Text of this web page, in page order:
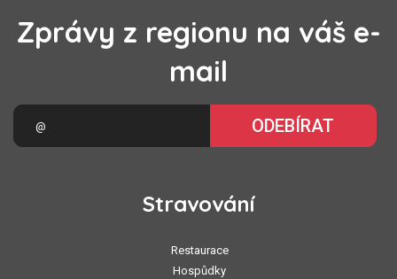
Zprávy z regionu na váš e-
mail
ODEBÍRAT
Stravování
Restaurace
Hospůdky